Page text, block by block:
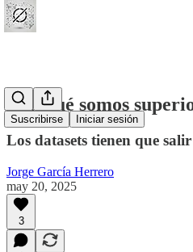
Suscribirse Iniciar sesión
¿En qué somos
Los datasets tienen que
Jorge García Herrero
may 20, 2025
3